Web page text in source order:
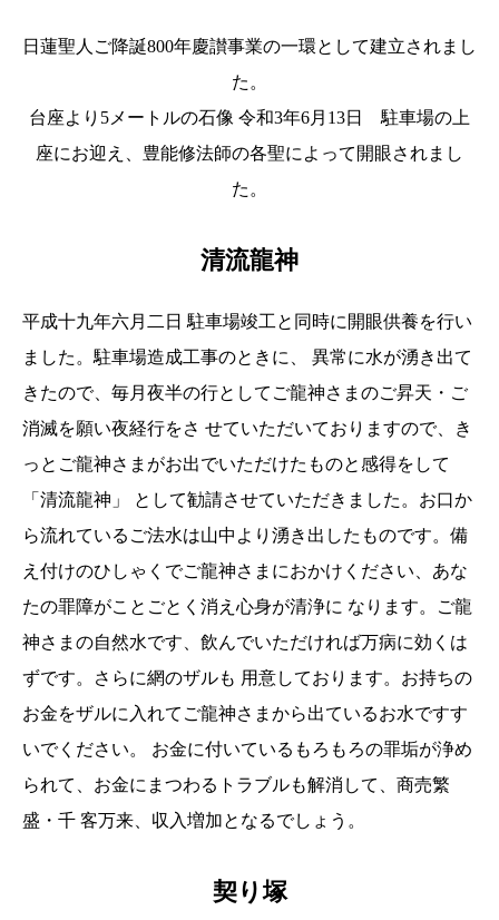
日蓮聖人ご降誕800年慶讃事業の一環として建立されまし
た。
台座より5メートルの石像 令和3年6月13日 駐車場の上
座にお迎え、豊能修法師の各聖によって開眼されまし
た。
清流龍神
平成十九年六月二日 駐車場竣工と同時に開眼供養を行い
ました。駐車場造成工事のときに、 異常に水が湧き出て
きたので、毎月夜半の行としてご龍神さまのご昇天・ご
消滅を願い夜経行をさ せていただいておりますので、き
っとご龍神さまがお出でいただけたものと感得をして
「清流龍神」 として勧請させていただきました。お口か
ら流れているご法水は山中より湧き出したものです。備
え付けのひしゃくでご龍神さまにおかけください、あな
たの罪障がことごとく消え心身が清浄に なります。ご龍
神さまの自然水です、飲んでいただければ万病に効くは
ずです。さらに網のザルも 用意しております。お持ちの
お金をザルに入れてご龍神さまから出ているお水ですす
いでください。 お金に付いているもろもろの罪垢が浄め
られて、お金にまつわるトラブルも解消して、商売繁
盛・千 客万来、収入増加となるでしょう。
契り塚